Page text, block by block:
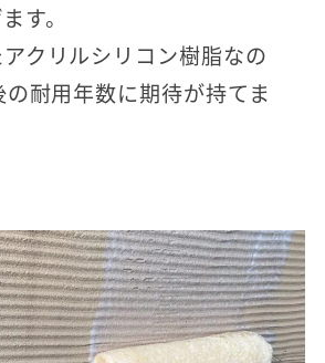
す。
クリルシリコン樹脂なの
耐用年数に期待が持てま